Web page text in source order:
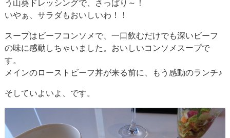
う山葵ドレッシングで、さっぱり～！
いやぁ、サラダもおいしいわ！！
スープはビーフコンソメで、一口飲むだけでも深いビーフ
の味に感動しちゃいました。おいしいコンソメスープで
す。
メインのローストビーフ丼が来る前に、もう感動のランチ♪
そしていよいよ、です。